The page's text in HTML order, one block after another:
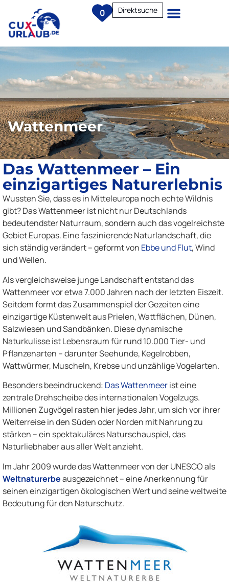
0 Direktsuche
Wattenmeer
Das Wattenmeer – Ein
einzigartiges Naturerlebnis
Wussten Sie, dass es in Mitteleuropa noch echte Wildnis
gibt? Das Wattenmeer ist nicht nur Deutschlands
bedeutendster Naturraum, sondern auch das vogelreichste
Gebiet Europas. Eine faszinierende Naturlandschaft, die
sich ständig verändert – geformt von Ebbe und Flut, Wind
und Wellen.
Als vergleichsweise junge Landschaft entstand das
Wattenmeer vor etwa 7.000 Jahren nach der letzten Eiszeit.
Seitdem formt das Zusammenspiel der Gezeiten eine
einzigartige Küstenwelt aus Prielen, Wattflächen, Dünen,
Salzwiesen und Sandbänken. Diese dynamische
Naturkulisse ist Lebensraum für rund 10.000 Tier- und
Pflanzenarten – darunter Seehunde, Kegelrobben,
Wattwürmer, Muscheln, Krebse und unzählige Vogelarten.
Besonders beeindruckend: Das Wattenmeerist eine
zentrale Drehscheibe des internationalen Vogelzugs.
Millionen Zugvögel rasten hier jedes Jahr, um sich vor ihrer
Weiterreise in den Süden oder Norden mit Nahrung zu
stärken – ein spektakuläres Naturschauspiel, das
Naturliebhaber aus aller Welt anzieht.
Im Jahr 2009 wurde das Wattenmeer von der UNESCO als
Weltnaturerbeausgezeichnet – eine Anerkennung für
seinen einzigartigen ökologischen Wert und seine weltweite
Bedeutung für den Naturschutz.